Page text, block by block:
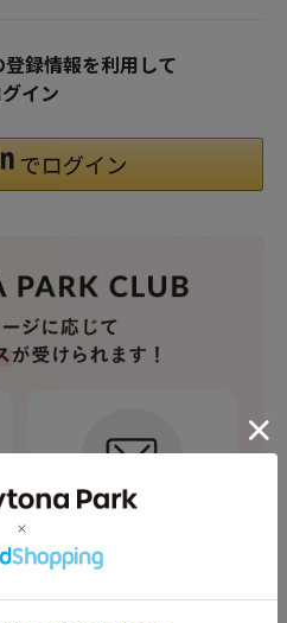
録情報を利用して
グイン